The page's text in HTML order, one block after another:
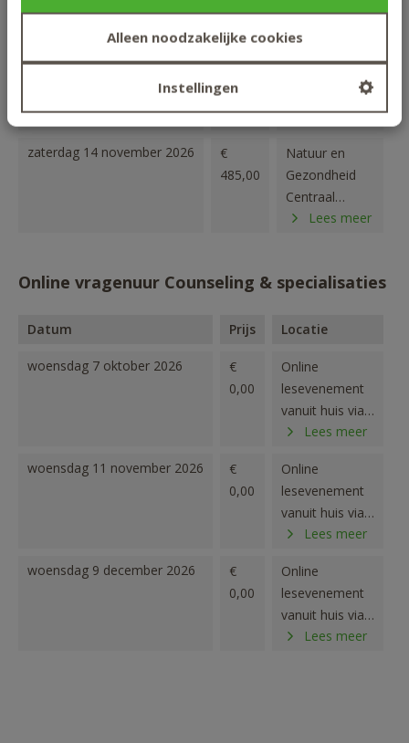
Alleen noodzakelijke cookies
Instellingen
Datum Prijs Locatie
€
Maarssen
Lees meer
zaterdag 14 november 2026
€
485,00
Natuur en
Gezondheid
Centraal
Maarssen
Lees meer
Online vragenuur Counseling & specialisaties
Datum Prijs Locatie
woensdag 7 oktober 2026
€
0,00
Online
lesevenement
vanuit huis via
ZOOMLees meer
woensdag 11 november 2026
€
0,00
Online
lesevenement
vanuit huis via
ZOOMLees meer
woensdag 9 december 2026
€
0,00
Online
lesevenement
vanuit huis via
ZOOMLees meer